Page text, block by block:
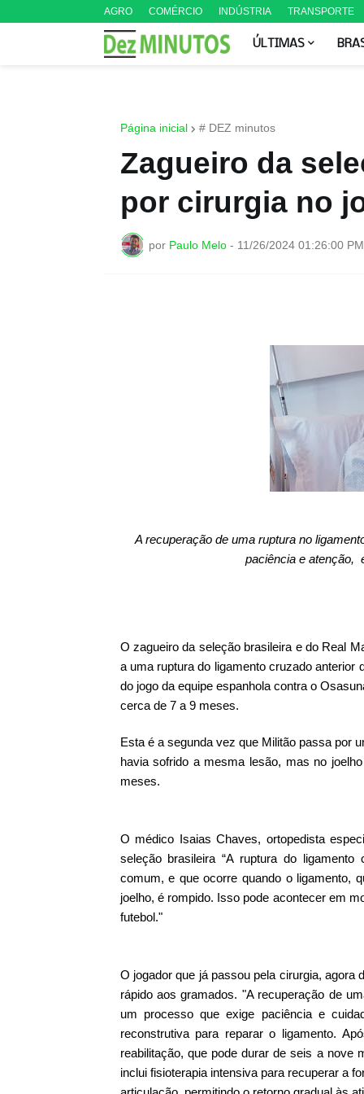
AGRO COMÉRCIO INDÚSTRIA TRANSPORTE
ÚLTIMAS
Página inicial # DEZ minutos
Zagueiro da
por cirurgia no
por Paulo Melo - 11/26/2024 01:26:00 PM
A recuperação de uma ruptura no
paciência e atenção,
O zagueiro da seleção brasileira e do Real
a uma ruptura do ligamento cruzado anterior
do jogo da equipe espanhola contra o
cerca de 7 a 9 meses.
Esta é a segunda vez que Militãopassa por
havia sofrido a mesma lesão, mas no
meses.
O médico Isaias Chaves, ortopedista
seleção brasileira “A ruptura do
comum, e que ocorre quando o ligamento,
joelho, é rompido. Isso pode acontecer em
futebol."
O jogador que já passou pela cirurgia,
rápido aos gramados. "A recuperação de
um processo que exige paciência e
reconstrutiva para reparar o ligamento.
reabilitação, que pode durar de seis a nove
inclui fisioterapia intensiva para recuperar a